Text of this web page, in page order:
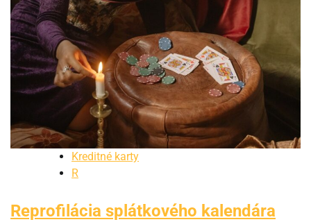
Kreditné karty
R
Reprofilácia splátkového kalendára